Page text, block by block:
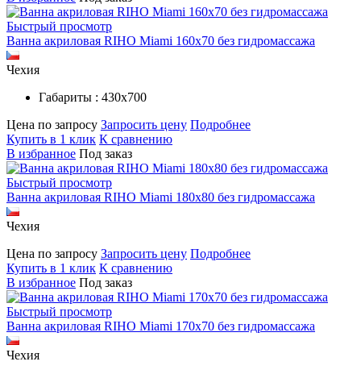
Быстрый просмотр
Ванна акриловая RIHO Miami 160x70 без гидромассажа
Чехия
Габариты : 430х700
Цена по запросу Запросить цену Подробнее
Купить в 1 клик К сравнению
В избранное Под заказ
Быстрый просмотр
Ванна акриловая RIHO Miami 180x80 без гидромассажа
Чехия
Цена по запросу Запросить цену Подробнее
Купить в 1 клик К сравнению
В избранное Под заказ
Быстрый просмотр
Ванна акриловая RIHO Miami 170x70 без гидромассажа
Чехия